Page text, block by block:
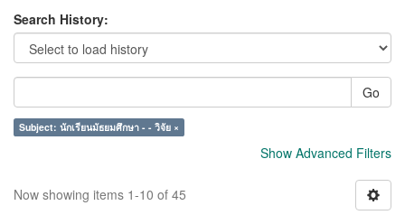
Search History:
Go
Subject: นักเรียนมัธยมศึกษา - - วิจัย ×
Show Advanced Filters
Now showing items 1-10 of 45